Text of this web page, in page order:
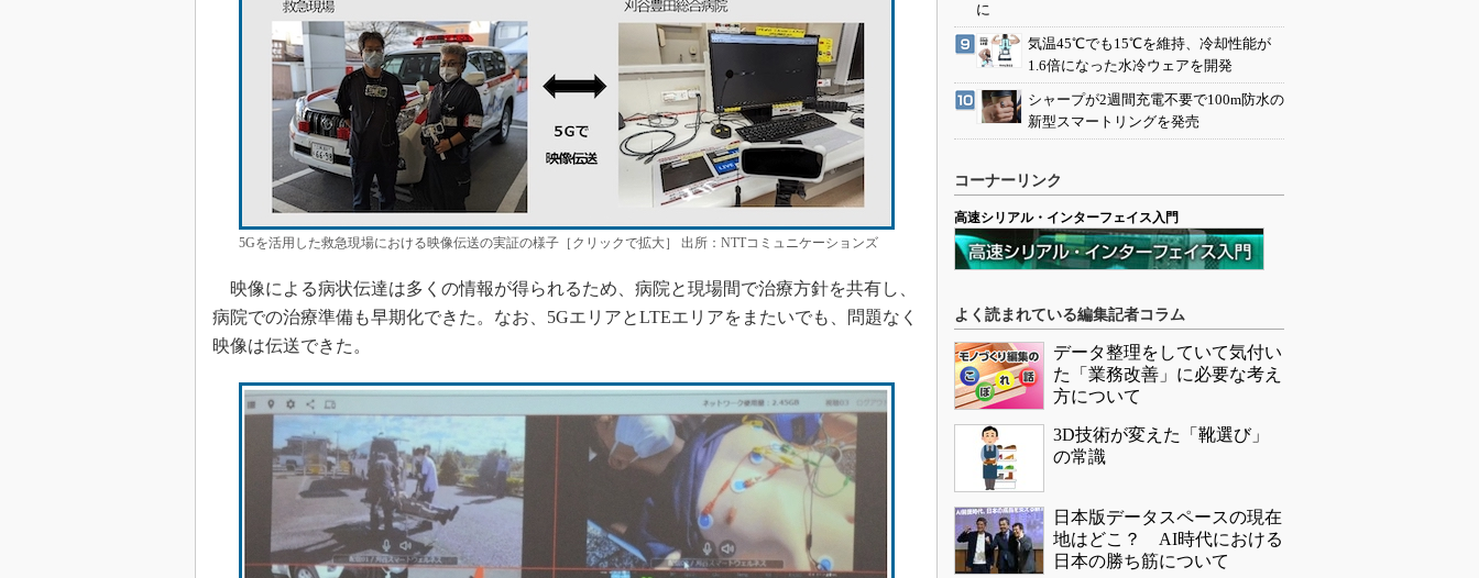
制御セキュリティ
新型コロナへの対応
5Gを活用した救急現場における映像伝送の実証の様子［クリックで拡大］ 出所：NTTコミュニケーションズ
映像による病状伝達は多くの情報が得られるため、病院と現場間で治療方針を共有し、
病院での治療準備も早期化できた。なお、5GエリアとLTEエリアをまたいでも、問題なく
映像は伝送できた。
に
気温45℃でも15℃を維持、冷却性能が
1.6倍になった水冷ウェアを開発
シャープが2週間充電不要で100m防水の
新型スマートリングを発売
コーナーリンク
高速シリアル・インターフェイス入門
よく読まれている編集記者コラム
データ整理をしていて気付い
た「業務改善」に必要な考え
方について
3D技術が変えた「靴選び」
の常識
日本版データスペースの現在
地はどこ？ AI時代における
日本の勝ち筋について